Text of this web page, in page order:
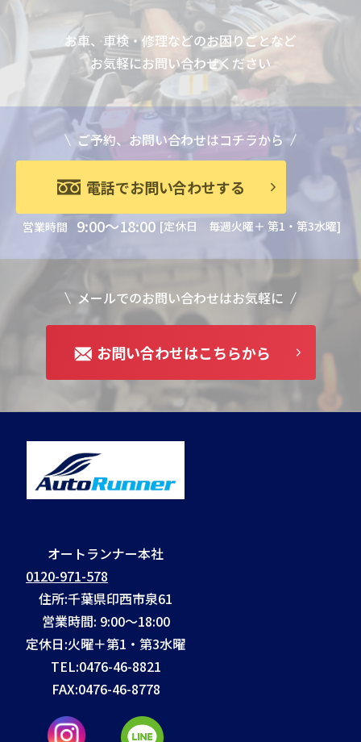
お車、車検・修理などのお困りごとなど
お気軽にお問い合わせください
ご予約、お問い合わせはコチラから
電話でお問い合わせする
営業時間 9:00～18:00 [定休日 毎週火曜＋ 第1・第3水曜]
メールでのお問い合わせはお気軽に
お問い合わせはこちらから
オートランナー本社
0120-971-578
住所:千葉県印西市泉61
営業時間: 9:00～18:00
定休日:火曜＋第1・第3水曜
TEL:0476-46-8821
FAX:0476-46-8778